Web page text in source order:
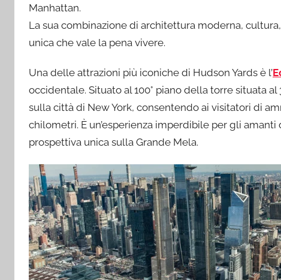
Manhattan.
La sua combinazione di architettura moderna,
unica che vale la pena vivere.
Una delle attrazioni più iconiche di Hudson Yards è l’
occidentale. Situato al 100° piano della torre situata
sulla città di New York, consentendo ai visitatori di
chilometri. È un’esperienza imperdibile per gli
prospettiva unica sulla Grande Mela.